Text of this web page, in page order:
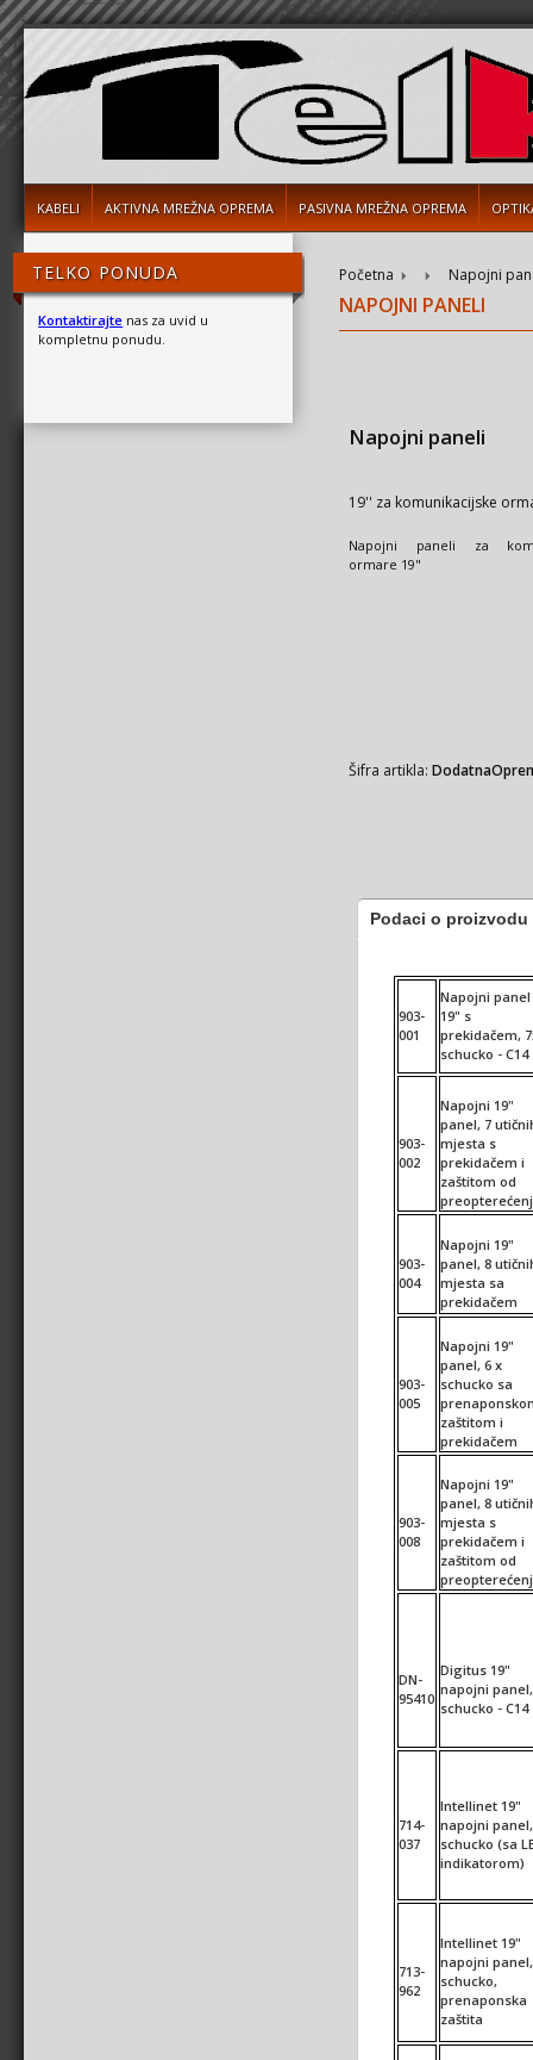
KABELI AKTIVNA MREŽNA OPREMA PASIVNA MREŽNA OPREMA
TELKO PONUDA
Kontaktirajte nas za uvid u
kompletnu ponudu.
Početna Napojni
NAPOJNI PANELI
Napojni paneli
19'' za komunikacijske
Napojni paneli za
ormare 19"
Šifra artikla:
Podaci o proizvodu
903-
001
Napojni panel
19" s
prekidačem,
schucko - C14
903-
002
Napojni 19"
panel, 7
mjesta s
prekidačem i
zaštitom od
903-
004
Napojni 19"
panel, 8
mjesta sa
prekidačem
903-
005
Napojni 19"
panel, 6 x
schucko sa
zaštitom i
prekidačem
903-
008
Napojni 19"
panel, 8
mjesta s
prekidačem i
zaštitom od
DN-
95410
Digitus 19"
napojni
schucko - C14
714-
037
Intellinet 19"
napojni
schucko (sa
indikatorom)
713-
962
Intellinet 19"
napojni
schucko,
prenaponska
zaštita